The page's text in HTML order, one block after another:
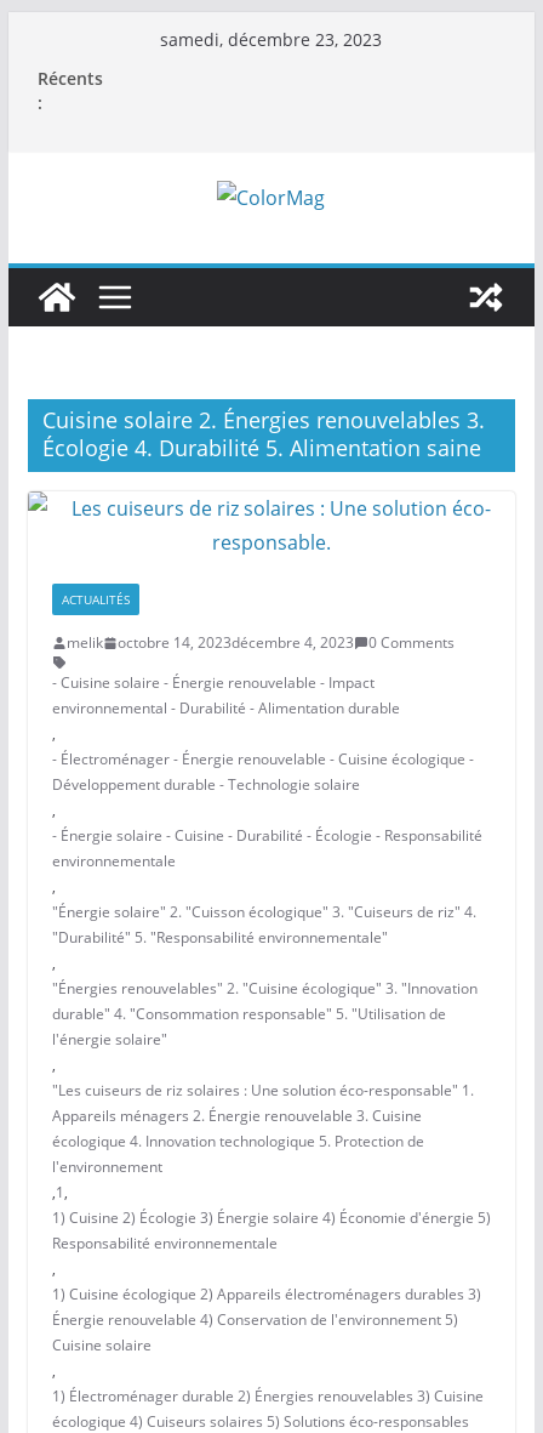
contenu
samedi, décembre 23, 2023
Récents
:
Cuisine solaire 2. Énergies renouvelables 3.
Écologie 4. Durabilité 5. Alimentation saine
ACTUALITÉS
melik octobre 14, 2023décembre 4, 2023
0 Comments
- Cuisine solaire - Énergie renouvelable - Impact
environnemental - Durabilité - Alimentation durable
,
- Électroménager - Énergie renouvelable - Cuisine écologique -
Développement durable - Technologie solaire
,
- Énergie solaire - Cuisine - Durabilité - Écologie - Responsabilité
environnementale
,
"Énergie solaire" 2. "Cuisson écologique" 3. "Cuiseurs de riz" 4.
"Durabilité" 5. "Responsabilité environnementale"
,
"Énergies renouvelables" 2. "Cuisine écologique" 3. "Innovation
durable" 4. "Consommation responsable" 5. "Utilisation de
l'énergie solaire"
,
"Les cuiseurs de riz solaires : Une solution éco-responsable" 1.
Appareils ménagers 2. Énergie renouvelable 3. Cuisine
écologique 4. Innovation technologique 5. Protection de
l'environnement
,1,
1) Cuisine 2) Écologie 3) Énergie solaire 4) Économie d'énergie 5)
Responsabilité environnementale
,
1) Cuisine écologique 2) Appareils électroménagers durables 3)
Énergie renouvelable 4) Conservation de l'environnement 5)
Cuisine solaire
,
1) Électroménager durable 2) Énergies renouvelables 3) Cuisine
écologique 4) Cuiseurs solaires 5) Solutions éco-responsables